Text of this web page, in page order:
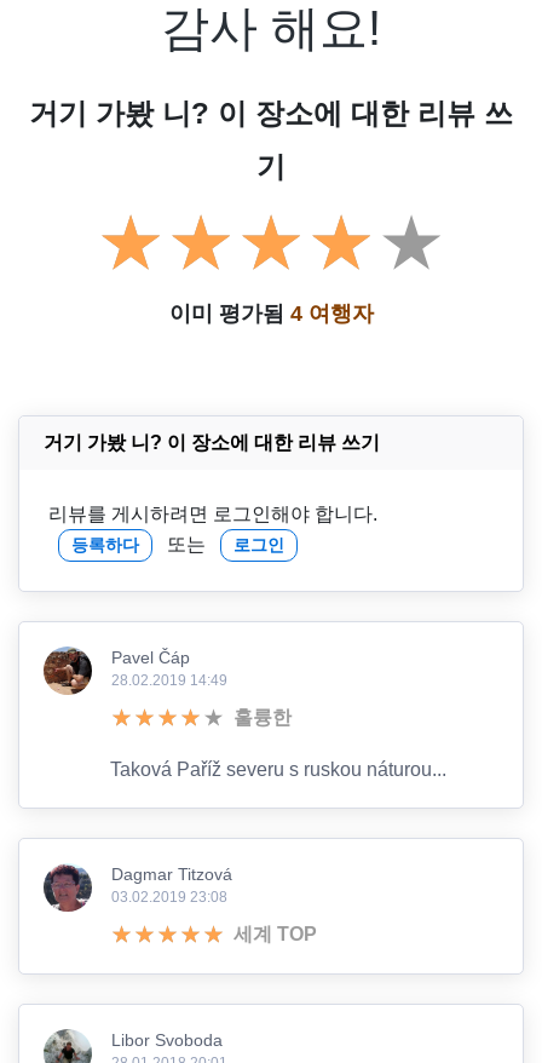
감사 해요!
거기 가봤 니? 이 장소에 대한 리뷰 쓰
기
이미 평가됨 4 여행자
거기 가봤 니? 이 장소에 대한 리뷰 쓰기
리뷰를 게시하려면 로그인해야 합니다.
등록하다 또는 로그인
Pavel Čáp
28.02.2019 14:49
훌륭한
Taková Paříž severu s ruskou náturou...
Dagmar Titzová
03.02.2019 23:08
세계 TOP
Libor Svoboda